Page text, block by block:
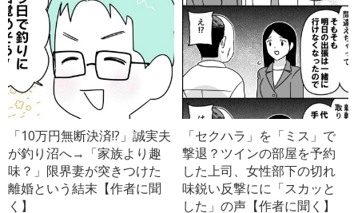
「10万円無断決済!?」誠実夫
が釣り沼へ→「家族より趣
味？」限界妻が突きつけた
離婚という結末【作者に聞
く】
「セクハラ」を「ミス」で
撃退？ツインの部屋を予約
した上司、女性部下の切れ
味鋭い反撃にに「スカッと
した」の声【作者に聞く】